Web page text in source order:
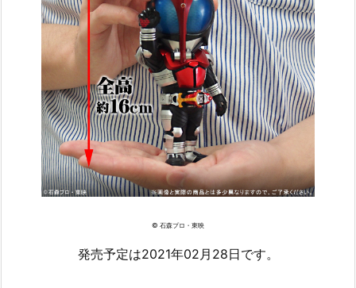
© 石森プロ・東映
発売予定は2021年02月28日です。